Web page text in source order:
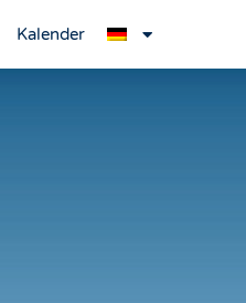
Kalender